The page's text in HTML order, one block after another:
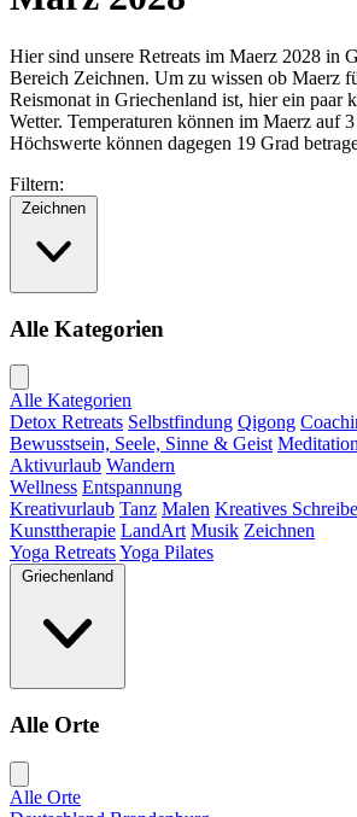
Hier sind unsere Retreats im Maerz 2028 in
Bereich Zeichnen. Um zu wissen ob Maerz
Reismonat in Griechenland ist, hier ein paar
Wetter. Temperaturen können im Maerz auf
Höchswerte können dagegen 19 Grad
Filtern:
Zeichnen
Alle Kategorien
Alle Kategorien
Detox Retreats Selbstfindung Qigong
Bewusstsein, Seele, Sinne & Geist Meditation
Aktivurlaub Wandern
Wellness Entspannung
Kreativurlaub Tanz Malen Kreatives
Kunsttherapie LandArt Musik Zeichnen
Yoga RetreatsYoga Pilates
Griechenland
Alle Orte
Alle Orte